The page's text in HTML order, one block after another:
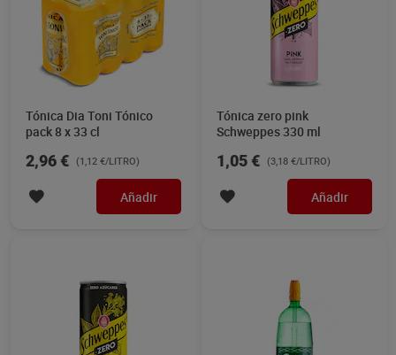
Tónica Dia Toni Tónico
pack 8 x 33 cl
2,96 € (1,12 €/LITRO)
Añadir
Tónica zero pink
Schweppes 330 ml
1,05 € (3,18 €/LITRO)
Añadir